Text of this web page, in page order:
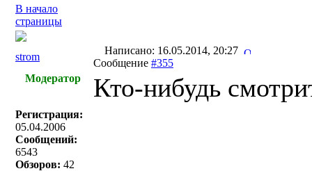
В начало
страницы
strom
Написано: 16.05.2014, 20:27
Сообщение #355
Модератор
Регистрация:
05.04.2006
Сообщений:
6543
Обзоров: 42
Кто-нибудь